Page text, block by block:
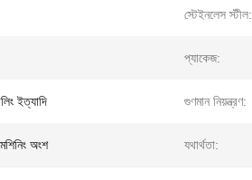
স্টেইনলেস স্টীল:
প্যাকেজ:
ইত্যাদি গুণমান নিয়ন্ত্রণ:
অংশ যথার্থতা: